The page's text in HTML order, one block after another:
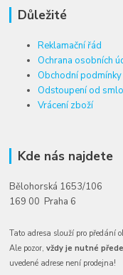
Důležité
Reklamační řád
Ochrana osobních
Obchodní podmínky
Odstoupení od
Vrácení zboží
Kde nás najdete
Bělohorská 1653/106
169 00 Praha 6
Tato adresa slouží pro předání
Ale pozor,vždy je nutné
uvedené adrese není prodejna!